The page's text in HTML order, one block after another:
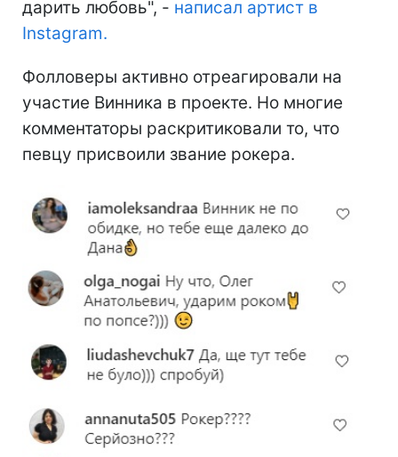
дарить любовь", - написал артист в
Instagram.
Фолловеры активно отреагировали на
участие Винника в проекте. Но многие
комментаторы раскритиковали то, что
певцу присвоили звание рокера.